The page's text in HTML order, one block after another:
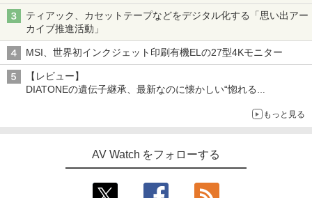
ティアック、カセットテープなどをデジタル化する「思い出アー
カイブ推進活動」
MSI、世界初インクジェット印刷有機ELの27型4Kモニター
【レビュー】
DIATONEの遺伝子継承、最新なのに懐かしい“惚れる
もっと見る
AV Watch をフォローする